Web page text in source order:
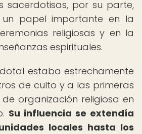
sacerdotisas, por su parte,
papel importante en la
religiosas y en la
espirituales.
estaba estrechamente
de culto y a las primeras
organización religiosa en
Su influencia se extendía
locales hasta los